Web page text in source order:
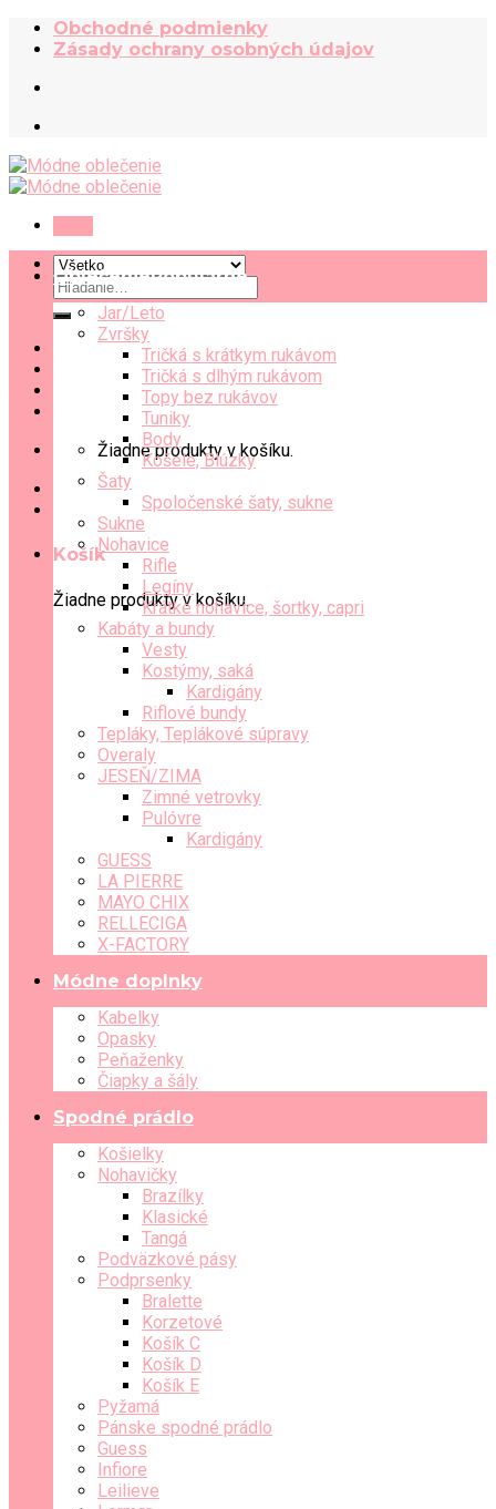
Skip
Obchodné podmienky
Zásady ochrany osobných údajov
Hľadať:
Žiadne produkty v košíku.
Košík
Žiadne produkty v košíku.
Oblečenie
Jar/Leto
Zvršky
Tričká s krátkym rukávom
Tričká s dlhým rukávom
Topy bez rukávov
Tuniky
Body
Košele, Blúzky
Šaty
Spoločenské šaty, sukne
Sukne
Nohavice
Rifle
Legíny
Krátke nohavice, šortky, capri
Kabáty a bundy
Vesty
Kostýmy, saká
Kardigány
Riflové bundy
Tepláky, Teplákové súpravy
Overaly
JESEŇ/ZIMA
Zimné vetrovky
Pulóvre
Kardigány
GUESS
LA PIERRE
MAYO CHIX
RELLECIGA
X-FACTORY
Módne doplnky
Kabelky
Opasky
Peňaženky
Čiapky a šály
Spodné prádlo
Košielky
Nohavičky
Brazílky
Klasické
Tangá
Podväzkové pásy
Podprsenky
Bralette
Korzetové
Košík C
Košík D
Košík E
Pyžamá
Pánske spodné prádlo
Guess
Infiore
Leilieve